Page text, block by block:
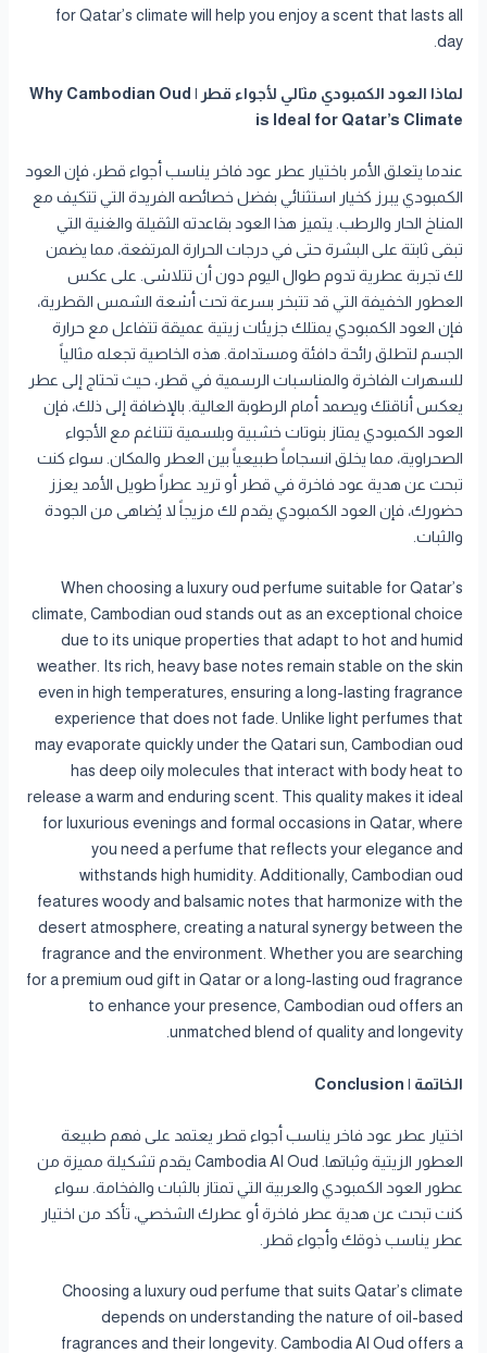
for Qatar’s climate will help you enjoy a scent that lasts all
day.
لماذا العود الكمبودي مثالي لأجواء قطر | Why Cambodian Oud
is Ideal for Qatar’s Climate
عندما يتعلق الأمر باختيار عطر عود فاخر يناسب أجواء قطر، فإن العود
الكمبودي يبرز كخيار استثنائي بفضل خصائصه الفريدة التي تتكيف مع
المناخ الحار والرطب. يتميز هذا العود بقاعدته الثقيلة والغنية التي
تبقى ثابتة على البشرة حتى في درجات الحرارة المرتفعة، مما يضمن
لك تجربة عطرية تدوم طوال اليوم دون أن تتلاشى. على عكس
العطور الخفيفة التي قد تتبخر بسرعة تحت أشعة الشمس القطرية،
فإن العود الكمبودي يمتلك جزيئات زيتية عميقة تتفاعل مع حرارة
الجسم لتطلق رائحة دافئة ومستدامة. هذه الخاصية تجعله مثالياً
للسهرات الفاخرة والمناسبات الرسمية في قطر، حيث تحتاج إلى عطر
يعكس أناقتك ويصمد أمام الرطوبة العالية. بالإضافة إلى ذلك، فإن
العود الكمبودي يمتاز بنوتات خشبية وبلسمية تتناغم مع الأجواء
الصحراوية، مما يخلق انسجاماً طبيعياً بين العطر والمكان. سواء كنت
تبحث عن هدية عود فاخرة في قطر أو تريد عطراً طويل الأمد يعزز
حضورك، فإن العود الكمبودي يقدم لك مزيجاً لا يُضاهى من الجودة
والثبات.
When choosing a luxury oud perfume suitable for Qatar’s
climate, Cambodian oud stands out as an exceptional choice
due to its unique properties that adapt to hot and humid
weather. Its rich, heavy base notes remain stable on the skin
even in high temperatures, ensuring a long-lasting fragrance
experience that does not fade. Unlike light perfumes that
may evaporate quickly under the Qatari sun, Cambodian oud
has deep oily molecules that interact with body heat to
release a warm and enduring scent. This quality makes it ideal
for luxurious evenings and formal occasions in Qatar, where
you need a perfume that reflects your elegance and
withstands high humidity. Additionally, Cambodian oud
features woody and balsamic notes that harmonize with the
desert atmosphere, creating a natural synergy between the
fragrance and the environment. Whether you are searching
for a premium oud gift in Qatar or a long-lasting oud fragrance
to enhance your presence, Cambodian oud offers an
unmatched blend of quality and longevity.
الخاتمة | Conclusion
اختيار عطر عود فاخر يناسب أجواء قطر يعتمد على فهم طبيعة
العطور الزيتية وثباتها. Cambodia Al Oud يقدم تشكيلة مميزة من
عطور العود الكمبودي والعربية التي تمتاز بالثبات والفخامة. سواء
كنت تبحث عن هدية عطر فاخرة أو عطرك الشخصي، تأكد من اختيار
عطر يناسب ذوقك وأجواء قطر.
Choosing a luxury oud perfume that suits Qatar’s climate
depends on understanding the nature of oil-based
fragrances and their longevity. Cambodia Al Oud offers a